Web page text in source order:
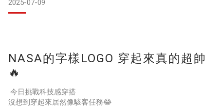
我穿著的是他們家的NASA官方國際授權款Easy Wear樂足鞋，
優秀的包覆性和柔軟的鞋底，讓長時間的戶外活動更加方便舒
他們採用無毒的可回收原料及無廢水的綠色製程，呼籲消費者
一同加入永續經營的隊伍
除一般鞋款外，也提供客製化的服務和聯
2025-07-09
NASA的字樣LOGO 穿起來真的超帥
🔥
今日挑戰科技感穿搭
沒想到穿起來居然像駭客任務😂